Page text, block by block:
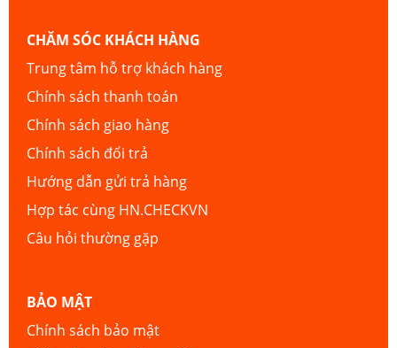
CHĂM SÓC KHÁCH HÀNG
Trung tâm hỗ trợ khách hàng
Chính sách thanh toán
Chính sách giao hàng
Chính sách đổi trả
Hướng dẫn gửi trả hàng
Hợp tác cùng HN.CHECKVN
Câu hỏi thường gặp
BẢO MẬT
Chính sách bảo mật